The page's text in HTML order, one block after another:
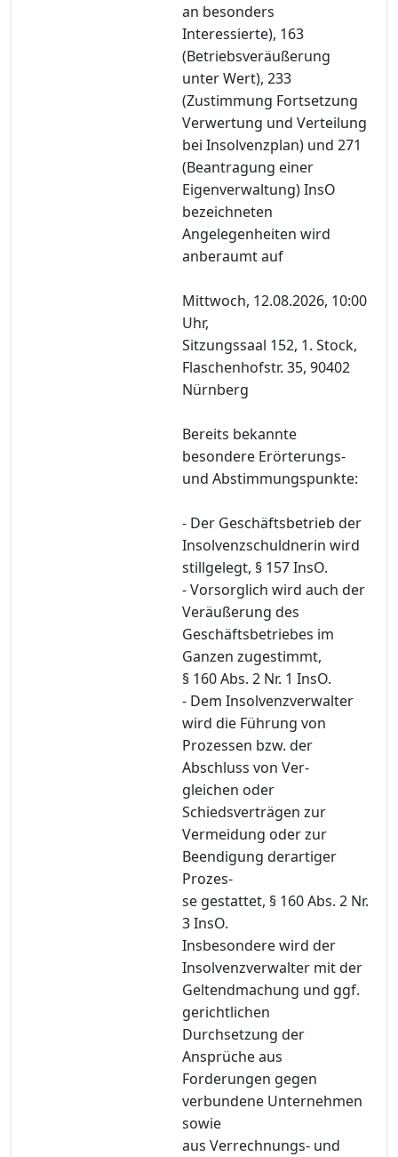
an besonders
Interessierte), 163
(Betriebsveräußerung
unter Wert), 233
(Zustimmung Fortsetzung
Verwertung und Verteilung
bei Insolvenzplan) und 271
(Beantragung einer
Eigenverwaltung) InsO
bezeichneten
Angelegenheiten wird
anberaumt auf
Mittwoch, 12.08.2026, 10:00
Uhr,
Sitzungssaal 152, 1. Stock,
Flaschenhofstr. 35, 90402
Nürnberg
Bereits bekannte
besondere Erörterungs-
und Abstimmungspunkte:
- Der Geschäftsbetrieb der
Insolvenzschuldnerin wird
stillgelegt, § 157 InsO.
- Vorsorglich wird auch der
Veräußerung des
Geschäftsbetriebes im
Ganzen zugestimmt,
§ 160 Abs. 2 Nr. 1 InsO.
- Dem Insolvenzverwalter
wird die Führung von
Prozessen bzw. der
Abschluss von Ver-
gleichen oder
Schiedsverträgen zur
Vermeidung oder zur
Beendigung derartiger
Prozes-
se gestattet, § 160 Abs. 2 Nr.
3 InsO.
Insbesondere wird der
Insolvenzverwalter mit der
Geltendmachung und ggf.
gerichtlichen
Durchsetzung der
Ansprüche aus
Forderungen gegen
verbundene Unternehmen
sowie
aus Verrechnungs- und